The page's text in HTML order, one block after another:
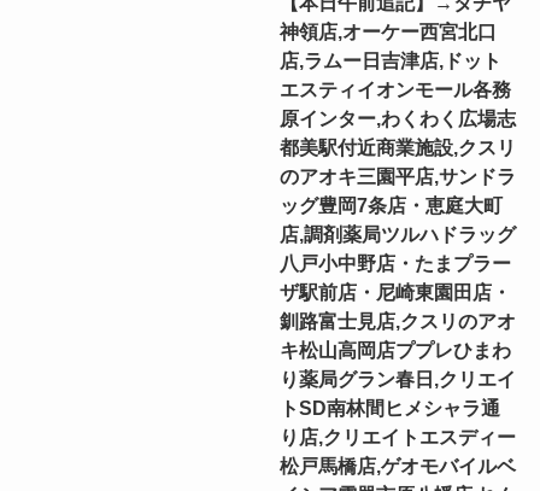
神領店,オーケー西宮北口
店,ラムー日吉津店,ドット
エスティイオンモール各務
原インター,わくわく広場志
都美駅付近商業施設,クスリ
のアオキ三園平店,サンドラ
ッグ豊岡7条店・恵庭大町
店,調剤薬局ツルハドラッグ
八戸小中野店・たまプラー
ザ駅前店・尼崎東園田店・
釧路富士見店,クスリのアオ
キ松山高岡店ププレひまわ
り薬局グラン春日,クリエイ
トSD南林間ヒメシャラ通
り店,クリエイトエスディー
松戸馬橋店,ゲオモバイルベ